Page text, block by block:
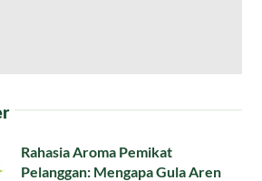
Rahasia Aroma Pemikat
Pelanggan: Mengapa Gula Aren